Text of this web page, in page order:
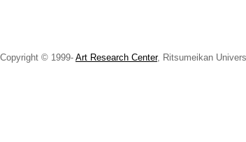
Copyright © 1999- Art Research Center, Ritsumeikan